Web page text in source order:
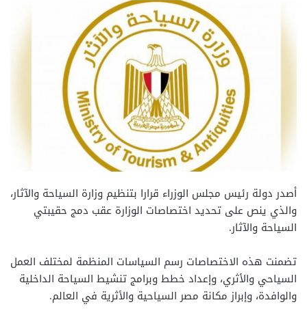
أصدر دولة رئيس مجلس الوزراء قرارا بتنظيم وزارة السياحة والآثار،
والذي ينص على تحديد اختصاصات الوزارة عقب دمج حقيبتي
السياحة والآثار.
تضمنت هذه الاختصاصات رسم السياسات المنظمة لمختلف العمل
السياحي والأثري، وإعداد خطط وبرامج تنشيط السياحة الداخلية
والوافدة، وإبراز مكانة مصر السياحية والأثرية في العالم.